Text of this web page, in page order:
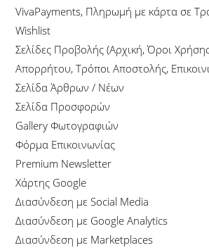
VivaPayments, Πληρωμή με κάρτα σε
Wishlist
Σελίδες Προβολής (Αρχική, Όροι
Απορρήτου, Τρόποι Αποστολής,
Σελίδα Άρθρων / Νέων
Σελίδα Προσφορών
Gallery Φωτογραφιών
Φόρμα Επικοινωνίας
Premium Newsletter
Χάρτης Google
Διασύνδεση με Social Media
Διασύνδεση με Google Analytics
Διασύνδεση με Marketplaces